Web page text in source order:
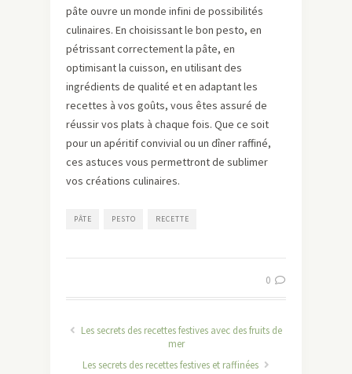
pâte ouvre un monde infini de possibilités
culinaires. En choisissant le bon pesto, en
pétrissant correctement la pâte, en
optimisant la cuisson, en utilisant des
ingrédients de qualité et en adaptant les
recettes à vos goûts, vous êtes assuré de
réussir vos plats à chaque fois. Que ce soit
pour un apéritif convivial ou un dîner raffiné,
ces astuces vous permettront de sublimer
vos créations culinaires.
PÂTE PESTO RECETTE
0
Les secrets des recettes festives avec des fruits de
mer
Les secrets des recettes festives et raffinées